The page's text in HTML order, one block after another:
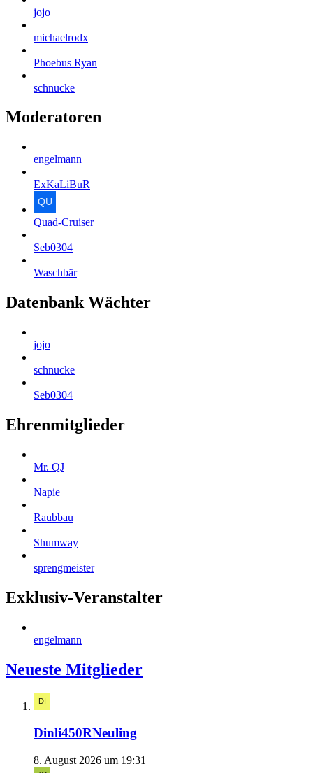
jojo
michaelrodx
Phoebus Ryan
schnucke
Moderatoren
engelmann
ExKaLiBuR
Quad-Cruiser
Seb0304
Waschbär
Datenbank Wächter
jojo
schnucke
Seb0304
Ehrenmitglieder
Mr. QJ
Napie
Raubbau
Shumway
sprengmeister
Exklusiv-Veranstalter
engelmann
Neueste Mitglieder
Dinli450RNeuling
8. August 2026 um 19:31